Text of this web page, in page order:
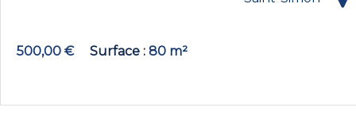
500,00 € Surface 80 m²